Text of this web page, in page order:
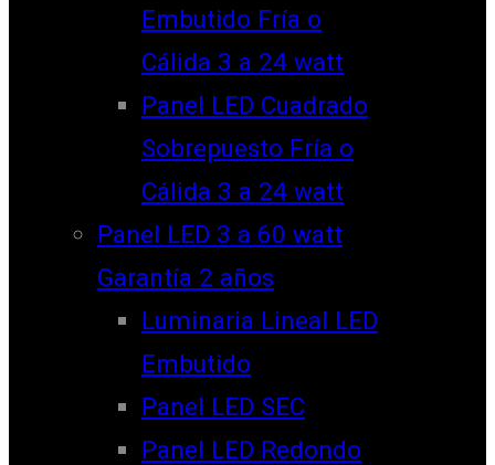
Embutido Fría o
Cálida 3 a 24 watt
Panel LED Cuadrado
Sobrepuesto Fría o
Cálida 3 a 24 watt
Panel LED 3 a 60 watt
Garantía 2 años
Luminaria Lineal LED
Embutido
Panel LED SEC
Panel LED Redondo